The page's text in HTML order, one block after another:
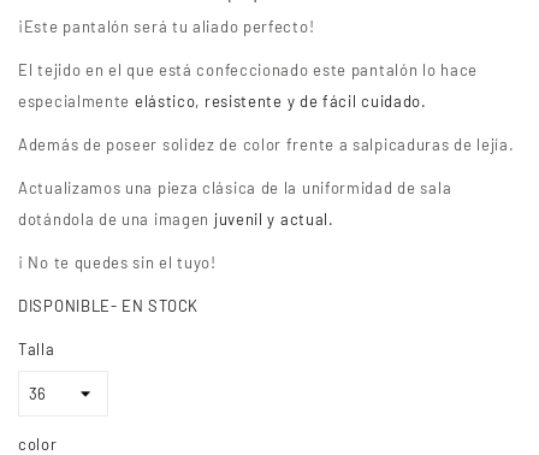
¡Este pantalón será tu aliado perfecto!
El tejido en el que está confeccionado este pantalón lo hace
especialmente elástico, resistente y de fácil cuidado.
Además de poseer solidez de color frente a salpicaduras de lejía.
Actualizamos una pieza clásica de la uniformidad de sala
dotándola de una imagen juvenil y actual.
¡ No te quedes sin el tuyo!
DISPONIBLE- EN STOCK
Talla
color